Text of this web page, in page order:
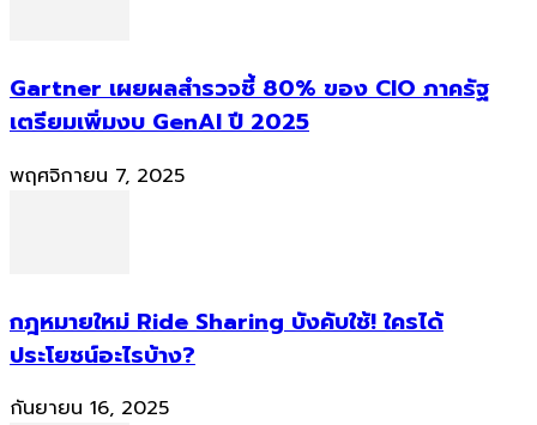
Gartner เผยผลสำรวจชี้ 80% ของ CIO ภาครัฐ
เตรียมเพิ่มงบ GenAI ปี 2025
พฤศจิกายน 7, 2025
กฎหมายใหม่ Ride Sharing บังคับใช้! ใครได้
ประโยชน์อะไรบ้าง?
กันยายน 16, 2025